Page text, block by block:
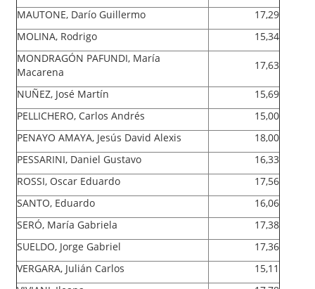
MAUTONE, Darío Guillermo
17,29
MOLINA, Rodrigo
15,34
MONDRAGÓN PAFUNDI, María
Macarena
17,63
NUÑEZ, José Martín
15,69
PELLICHERO, Carlos Andrés
15,00
PENAYO AMAYA, Jesús David Alexis
18,00
PESSARINI, Daniel Gustavo
16,33
ROSSI, Oscar Eduardo
17,56
SANTO, Eduardo
16,06
SERÓ, María Gabriela
17,38
SUELDO, Jorge Gabriel
17,36
VERGARA, Julián Carlos
15,11